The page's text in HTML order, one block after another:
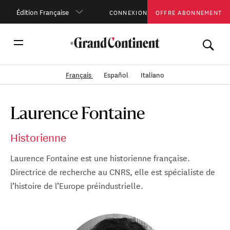
Édition Française CONNEXION OFFRE ABONNEMENT
Français Español Italiano
Laurence Fontaine
Historienne
Laurence Fontaine est une historienne française.
Directrice de recherche au CNRS, elle est spécialiste de
l’histoire de l’Europe préindustrielle.